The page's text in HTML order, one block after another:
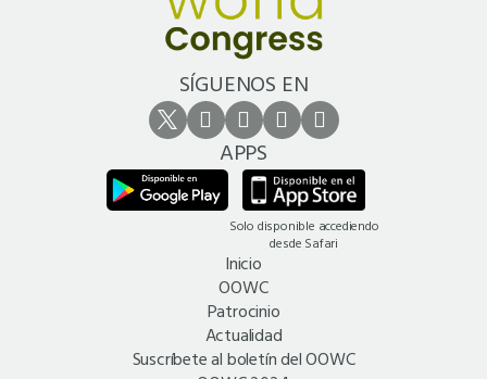
Inicio
OOWC
Patrocinio
Actualidad
Suscríbete al boletín del OOWC
SÍGUENOS EN
APPS
Solo disponible accediendo
desde Safari